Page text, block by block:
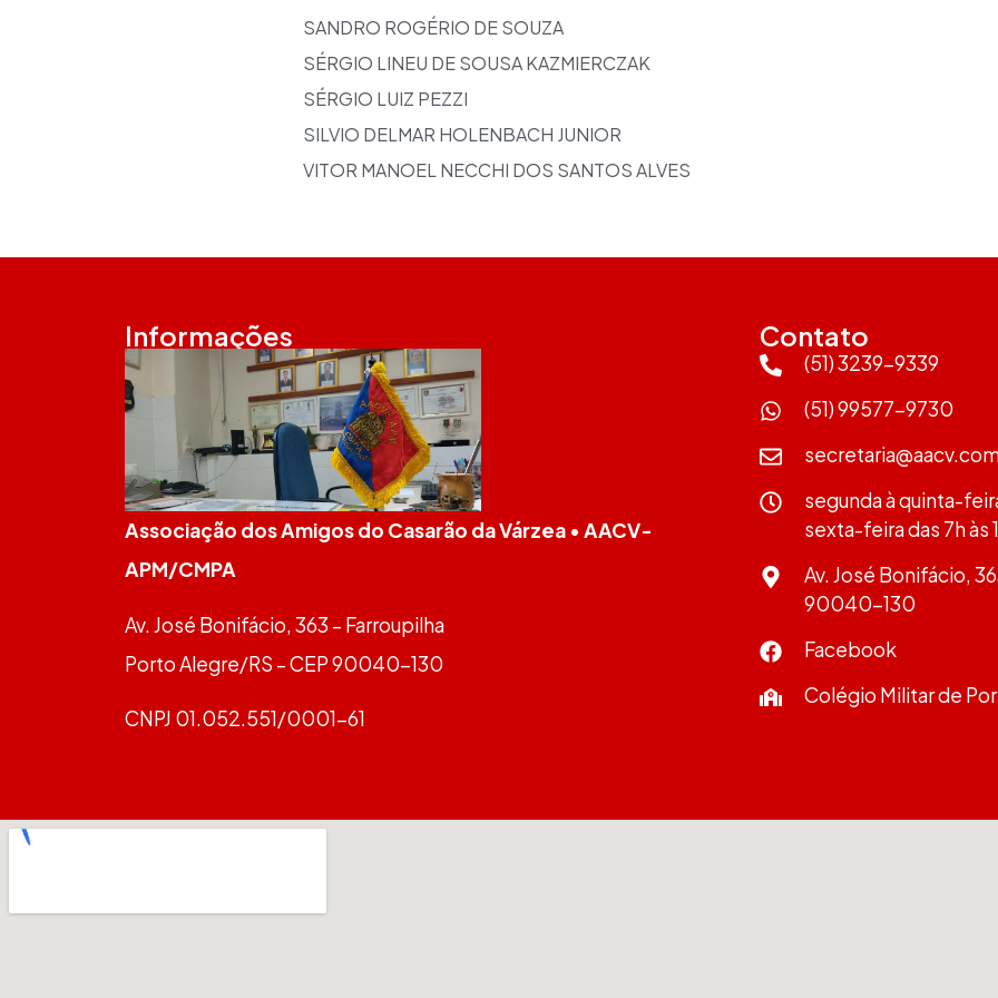
SANDRO ROGÉRIO DE SOUZA
SÉRGIO LINEU DE SOUSA KAZMIERCZAK
SÉRGIO LUIZ PEZZI
SILVIO DELMAR HOLENBACH JUNIOR
VITOR MANOEL NECCHI DOS SANTOS ALVES
Informações
Associação dos Amigos do Casarão da Várzea • AACV-
APM/CMPA
Av. José Bonifácio, 363 – Farroupilha
Porto Alegre/RS – CEP 90040-130
CNPJ 01.052.551/0001-61
Contato
(51) 3239-9339
(51) 99577-9730
segunda à quinta-
sexta-feira das 7h às
Av. José Bonifácio,
90040-130
Facebook
Colégio Militar de